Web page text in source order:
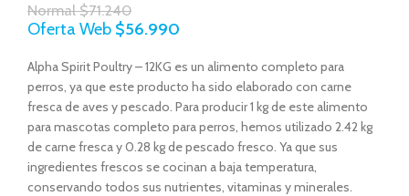
Normal$71.240
Oferta Web $56.990
Alpha Spirit Poultry – 12KG es un alimento completo para
perros, ya que este producto ha sido elaborado con carne
fresca de aves y pescado. Para producir 1 kg de este alimento
para mascotas completo para perros, hemos utilizado 2.42 kg
de carne fresca y 0.28 kg de pescado fresco. Ya que sus
ingredientes frescos se cocinan a baja temperatura,
conservando todos sus nutrientes, vitaminas y minerales.